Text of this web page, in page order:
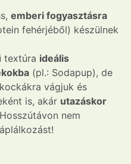
emberi fogyasztásra
fehérjéből) készülnek
textúra ideális
(pl.: Sodapup), de
vágjuk és
is, akár utazáskor
nem